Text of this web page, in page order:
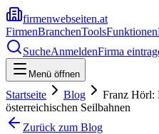
firmenwebseiten.at
FirmenBranchenToolsFunktionen
SucheAnmeldenFirma
Menü öffnen
Startseite Blog
Franz Hörl:
österreichischen Seilbahnen
Zurück zum Blog